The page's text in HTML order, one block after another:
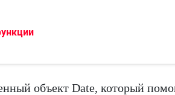
объект Date, который